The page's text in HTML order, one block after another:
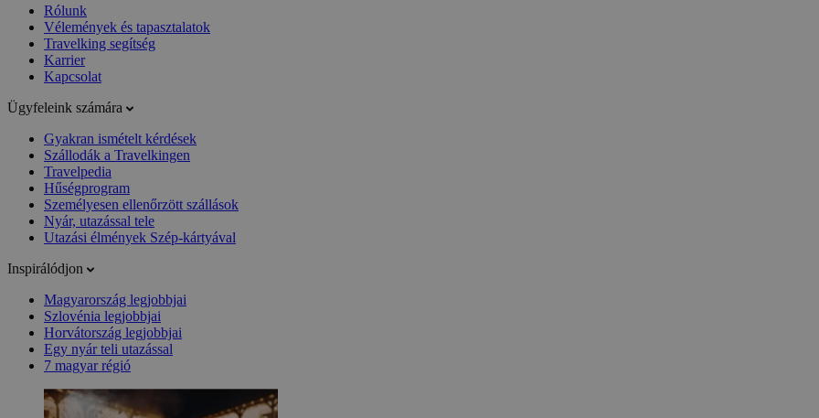
Rólunk
Vélemények és tapasztalatok
Travelking segítség
Karrier
Kapcsolat
Ügyfeleink számára
Gyakran ismételt kérdések
Szállodák a Travelkingen
Travelpedia
Hűségprogram
Személyesen ellenőrzött szállások
Nyár, utazással tele
Utazási élmények Szép-kártyával
Inspirálódjon
Magyarország legjobbjai
Szlovénia legjobbjai
Horvátország legjobbjai
Egy nyár teli utazással
7 magyar régió